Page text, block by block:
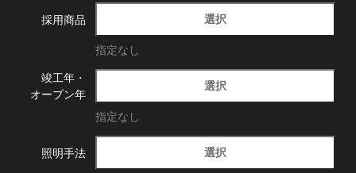
採用商品 選択
指定なし
竣工年・
オープン年
選択
指定なし
照明手法 選択